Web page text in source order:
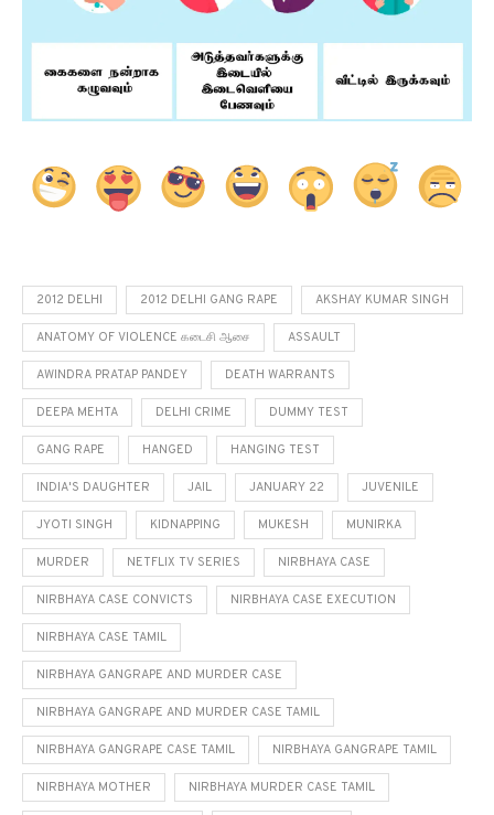
2012 DELHI 2012 DELHI GANG RAPE AKSHAY KUMAR SINGH
ANATOMY OF VIOLENCE கடைசி ஆசை ASSAULT
AWINDRA PRATAP PANDEY DEATH WARRANTS
DEEPA MEHTA DELHI CRIME DUMMY TEST
GANG RAPE HANGED HANGING TEST
INDIA'S DAUGHTER JAIL JANUARY 22 JUVENILE
JYOTI SINGH KIDNAPPING MUKESH MUNIRKA
MURDER NETFLIX TV SERIES NIRBHAYA CASE
NIRBHAYA CASE CONVICTS NIRBHAYA CASE EXECUTION
NIRBHAYA CASE TAMIL
NIRBHAYA GANGRAPE AND MURDER CASE
NIRBHAYA GANGRAPE AND MURDER CASE TAMIL
NIRBHAYA GANGRAPE CASE TAMIL NIRBHAYA GANGRAPE TAMIL
NIRBHAYA MOTHER NIRBHAYA MURDER CASE TAMIL